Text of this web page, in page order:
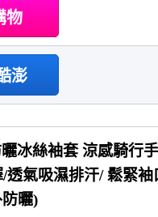
物
澎
曬冰絲袖套 涼感騎行
透氣吸濕排汗/ 鬆緊袖
曬)